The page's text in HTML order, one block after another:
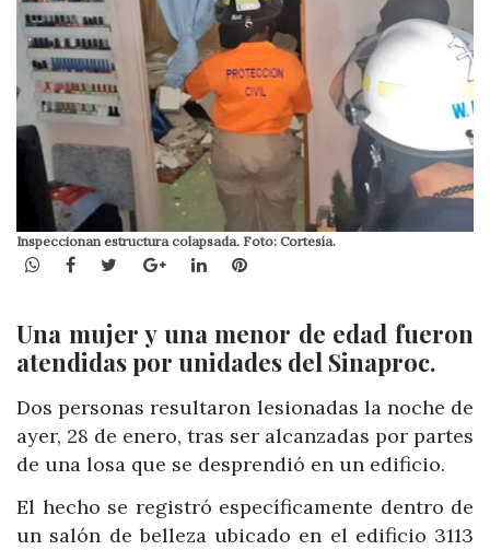
Inspeccionan estructura colapsada. Foto: Cortesía.
WhatsApp
Facebook
TwitterGoogle+LinkedInPinterest
Una mujer y una menor de edad fueron
atendidas por unidades del Sinaproc.
Dos personas resultaron lesionadas la noche de
ayer, 28 de enero, tras ser alcanzadas por partes
de una losa que se desprendió en un edificio.
El hecho se registró específicamente dentro de
un salón de belleza ubicado en el edificio 3113